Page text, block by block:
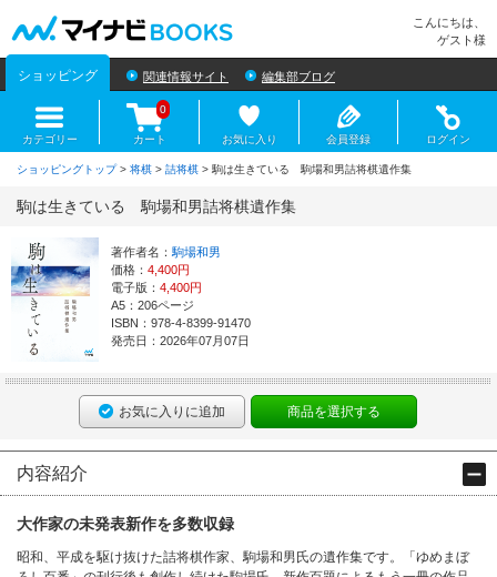
こんにちは、
ゲスト様
ショッピング 関連情報サイト 編集部ブログ
カテゴリー カート
0
お気に入り 会員登録 ログイン
ショッピングトップ> 将棋 > 詰将棋 > 駒は生きている 駒場和男詰将棋遺作集
駒は生きている 駒場和男詰将棋遺作集
著作者名： 駒場和男
価格： 4,400円
電子版： 4,400円
A5：206ページ
ISBN：978-4-8399-91470
発売日：2026年07月07日
お気に入りに追加 商品を選択する
内容紹介
大作家の未発表新作を多数収録
昭和、平成を駆け抜けた詰将棋作家、駒場和男氏の遺作集です。「ゆめまぼ